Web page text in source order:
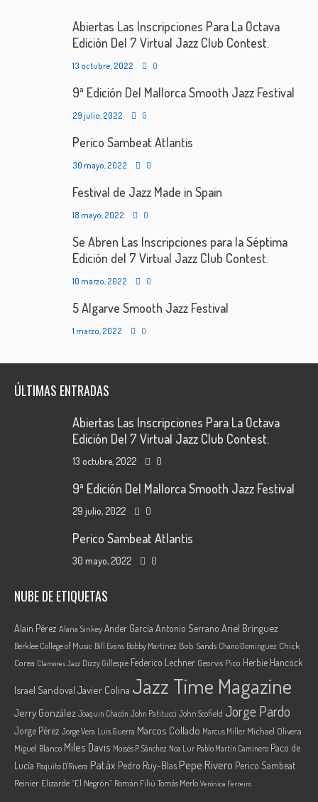
Abiertas Las Inscripciones Para La Octava
Edición Del 7 Virtual Jazz Club Contest.
13 octubre, 2022 0
9ª Edición Del Mallorca Smooth Jazz Festival
29 julio, 2022 0
Perico Sambeat Atlantis
30 mayo, 2022 0
Festival de Jazz Made in Spain
18 mayo, 2022 0
Se Abren Las Inscripciones para la Séptima
Edición del 7 Virtual Jazz Club Contest.
10 marzo, 2022 0
5 Algarve Smooth Jazz Festival
1 marzo, 2022 0
ÚLTIMAS ENTRADAS
Abiertas Las Inscripciones Para La Octava
Edición Del 7 Virtual Jazz Club Contest.
13 octubre, 2022 0
9ª Edición Del Mallorca Smooth Jazz Festival
29 julio, 2022 0
Perico Sambeat Atlantis
30 mayo, 2022 0
NUBE DE ETIQUETAS
Alain Pérez Alana SinkeyAnder García Antonio Serrano Ariel Brínguez
Berklee College of Music Bill Evans Bobby Martínez Bob Sands Chano Domínguez Chick
Corea Clamores Jazz Dizzy Gillespie Federico Lechner Georvis Pico Herbie Hancock
Israel Sandoval Javier Colina Jazz Time Magazine
Jerry González Joaquin Chacón John Patitucci John Scofield Jorge Pardo
Jorge Pérez Jorge Vera Luis Guerra Marcos Collado Marcus Miller Michael Olivera
Miguel Blanco Miles Davis Moisés P. Sánchez Noa Lur Pablo Martín Caminero Paco de
Lucía Paquito D'Rivera Patáx Pedro Ruy-Blas Pepe Rivero Perico Sambeat
Reinier Elizarde “El Negrón” Román Filiú Tomás Merlo Verónica Ferreiro